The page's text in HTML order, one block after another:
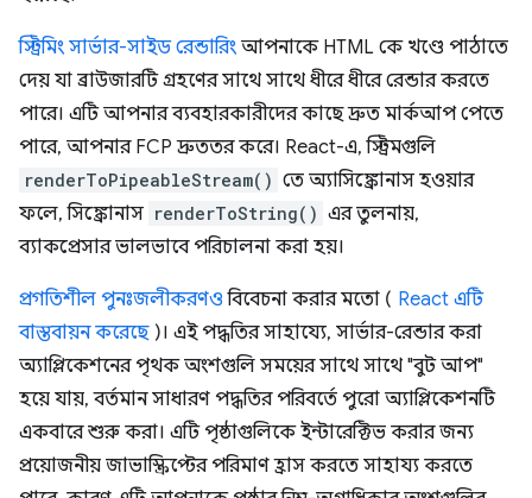
স্ট্রিমিং সার্ভার-সাইড রেন্ডারিং আপনাকে HTML কে খণ্ডে পাঠাতে
দেয় যা ব্রাউজারটি গ্রহণের সাথে সাথে ধীরে ধীরে রেন্ডার করতে
পারে। এটি আপনার ব্যবহারকারীদের কাছে দ্রুত মার্কআপ পেতে
পারে, আপনার FCP দ্রুততর করে। React-এ, স্ট্রিমগুলি
renderToPipeableStream() তে অ্যাসিঙ্ক্রোনাস হওয়ার
ফলে, সিঙ্ক্রোনাস renderToString() এর তুলনায়,
ব্যাকপ্রেসার ভালভাবে পরিচালনা করা হয়।
প্রগতিশীল পুনঃজলীকরণও বিবেচনা করার মতো ( React এটি
বাস্তবায়ন করেছে)। এই পদ্ধতির সাহায্যে, সার্ভার-রেন্ডার করা
অ্যাপ্লিকেশনের পৃথক অংশগুলি সময়ের সাথে সাথে "বুট আপ"
হয়ে যায়, বর্তমান সাধারণ পদ্ধতির পরিবর্তে পুরো অ্যাপ্লিকেশনটি
একবারে শুরু করা। এটি পৃষ্ঠাগুলিকে ইন্টারেক্টিভ করার জন্য
প্রয়োজনীয় জাভাস্ক্রিপ্টের পরিমাণ হ্রাস করতে সাহায্য করতে